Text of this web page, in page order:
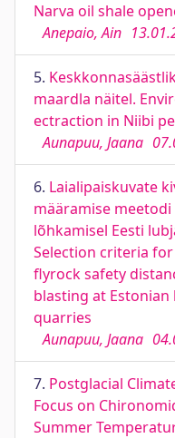
Narva oil shale
Anepaio, Ain
5.
maardla näitel.
ectraction in Niibi
Aunapuu, Jaana
6. Laialipaiskuvate
määramise
lõhkamisel Eesti
Selection criteria
flyrock safety
blasting at
quarries
Aunapuu, Jaana
7. Postglacial
Focus on
Summer